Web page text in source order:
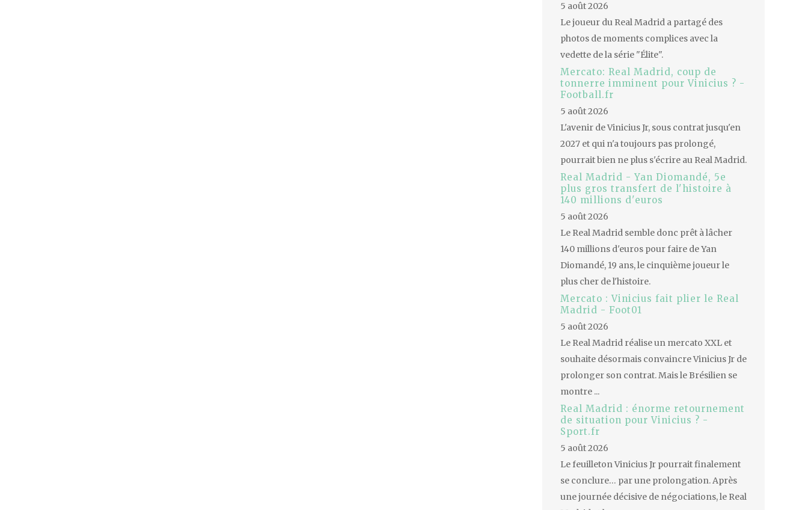
5 août 2026
Le joueur du Real Madrid a partagé des
photos de moments complices avec la
vedette de la série "Élite".
Mercato: Real Madrid, coup de
tonnerre imminent pour Vinicius ? -
Football.fr
5 août 2026
L'avenir de Vinicius Jr, sous contrat jusqu'en
2027 et qui n'a toujours pas prolongé,
pourrait bien ne plus s'écrire au Real Madrid.
Real Madrid - Yan Diomandé, 5e
plus gros transfert de l'histoire à
140 millions d'euros
5 août 2026
Le Real Madrid semble donc prêt à lâcher
140 millions d'euros pour faire de Yan
Diomandé, 19 ans, le cinquième joueur le
plus cher de l'histoire.
Mercato : Vinicius fait plier le Real
Madrid - Foot01
5 août 2026
Le Real Madrid réalise un mercato XXL et
souhaite désormais convaincre Vinicius Jr de
prolonger son contrat. Mais le Brésilien se
montre ...
Real Madrid : énorme retournement
de situation pour Vinicius ? -
Sport.fr
5 août 2026
Le feuilleton Vinicius Jr pourrait finalement
se conclure… par une prolongation. Après
une journée décisive de négociations, le Real